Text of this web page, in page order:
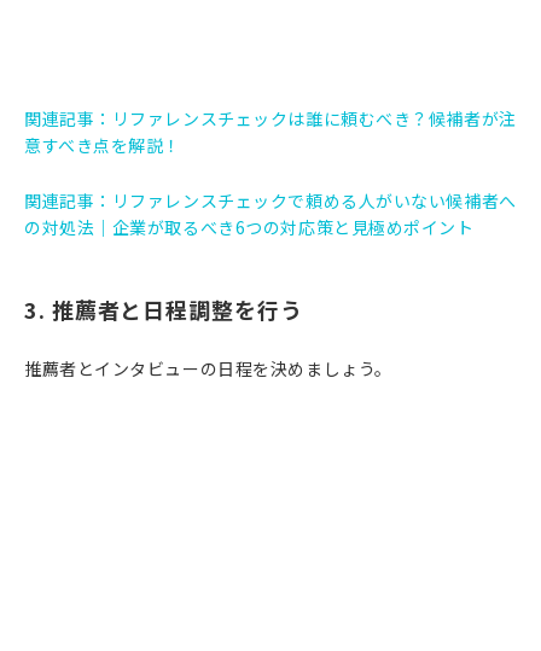
関連記事： リファレンスチェックは誰に頼むべき？候補者が注
意すべき点を解説！
関連記事： リファレンスチェックで頼める人がいない候補者へ
の対処法｜企業が取るべき6つの対応策と見極めポイント
3. 推薦者と日程調整を行う
推薦者とインタビューの日程を決めましょう。